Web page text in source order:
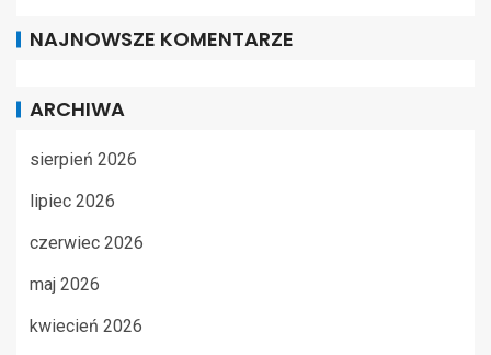
NAJNOWSZE KOMENTARZE
ARCHIWA
sierpień 2026
lipiec 2026
czerwiec 2026
maj 2026
kwiecień 2026